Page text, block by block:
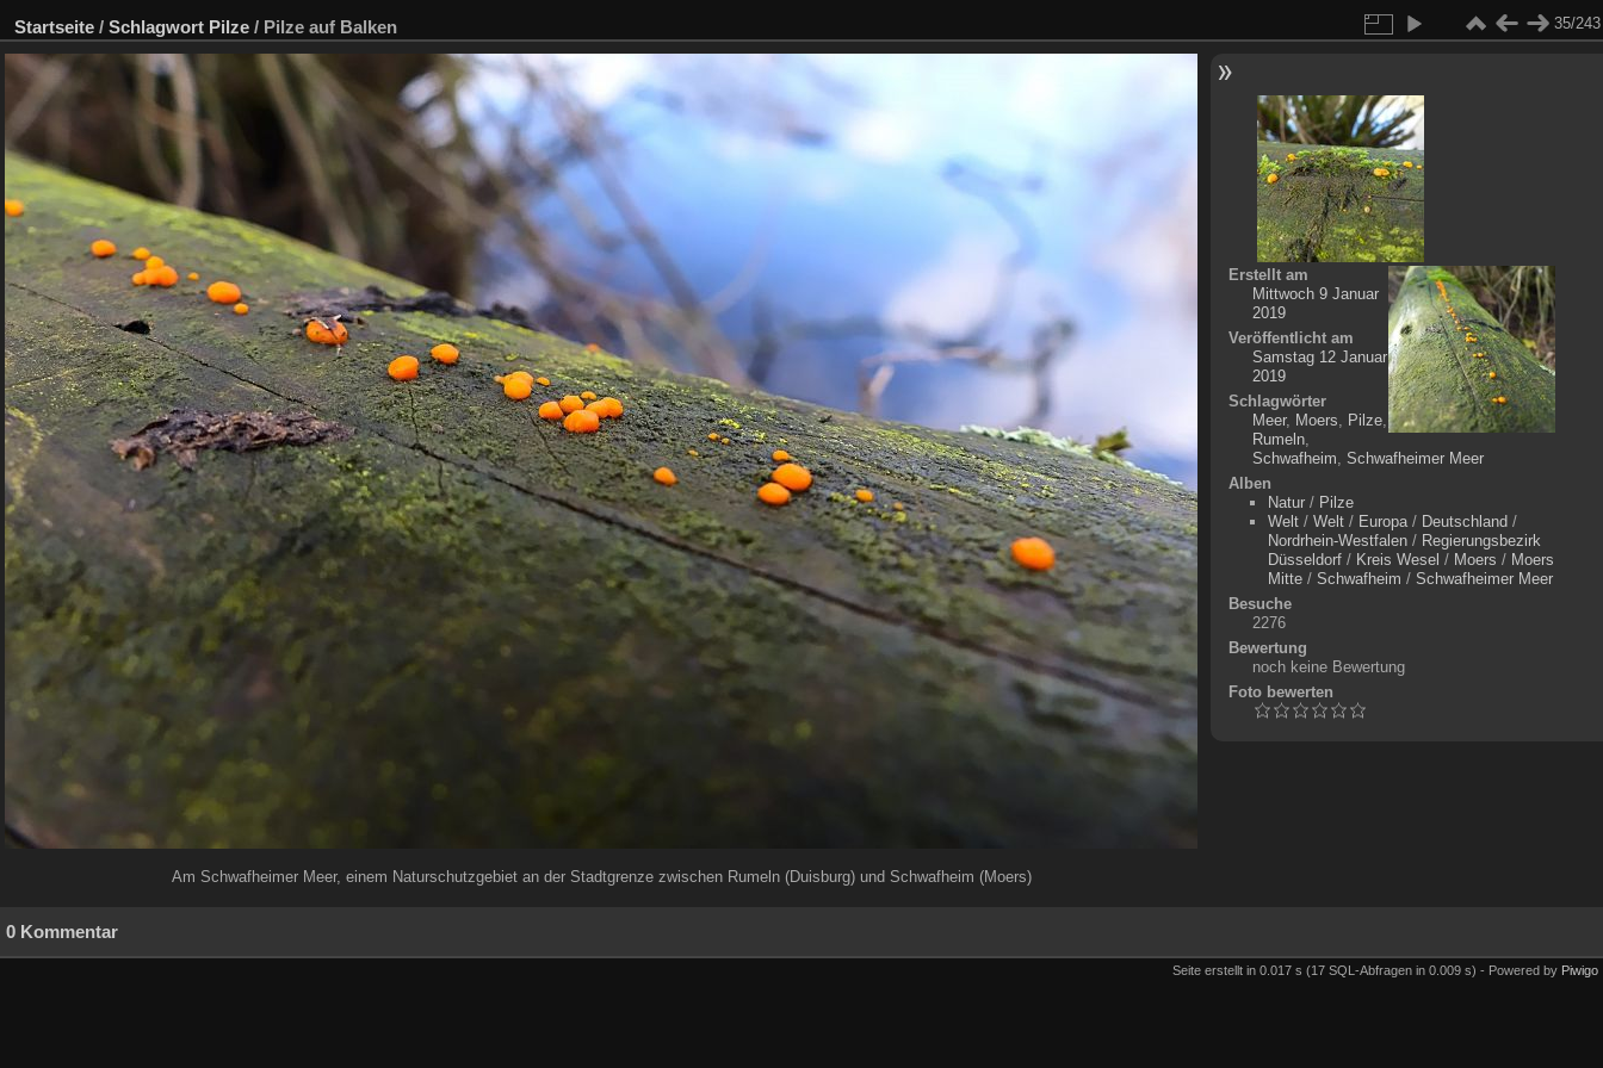
Startseite / Schlagwort Pilze / Pilze auf Balken 35/243
Am Schwafheimer Meer, einem Naturschutzgebiet an der Stadtgrenze zwischen Rumeln (Duisburg) und Schwafheim (Moers)
Erstellt am
Mittwoch 9 Januar
2019
Veröffentlicht am
Samstag 12 Januar
2019
Schlagwörter
Meer, Moers, Pilze,
Rumeln,
Schwafheim, Schwafheimer Meer
Alben
Natur/ Pilze
Welt/ Welt/ Europa/ Deutschland /
Nordrhein-Westfalen/ Regierungsbezirk
Düsseldorf/ Kreis Wesel / Moers / Moers
Mitte/ Schwafheim / Schwafheimer Meer
Besuche
2276
Bewertung
noch keine Bewertung
Foto bewerten
0 Kommentar
Seite erstellt in 0.017 s (17 SQL-Abfragen in 0.009 s) - Powered by Piwigo